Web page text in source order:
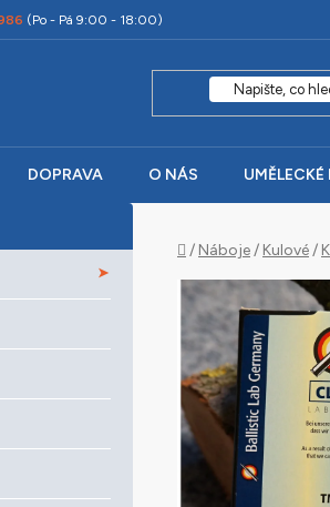
(Po - Pá 9:00 - 18:00)
DOPRAVA O NÁS
Domů
/ Náboje/ Kulové/